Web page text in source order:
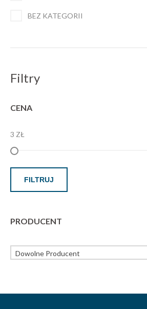
BEZ KATEGORII
Filtry
CENA
3 ZŁ
FILTRUJ
PRODUCENT
Dowolne Producent